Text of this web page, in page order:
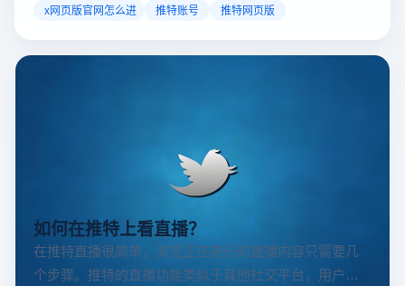
访问方案，助你稳定登录高效运营。
x网页版官网怎么进 推特账号 推特网页版
如何在推特上看直播？
在推特直播很简单，浏览正在进行的直播内容只需要几
个步骤。推特的直播功能类似于其他社交平台，用户可